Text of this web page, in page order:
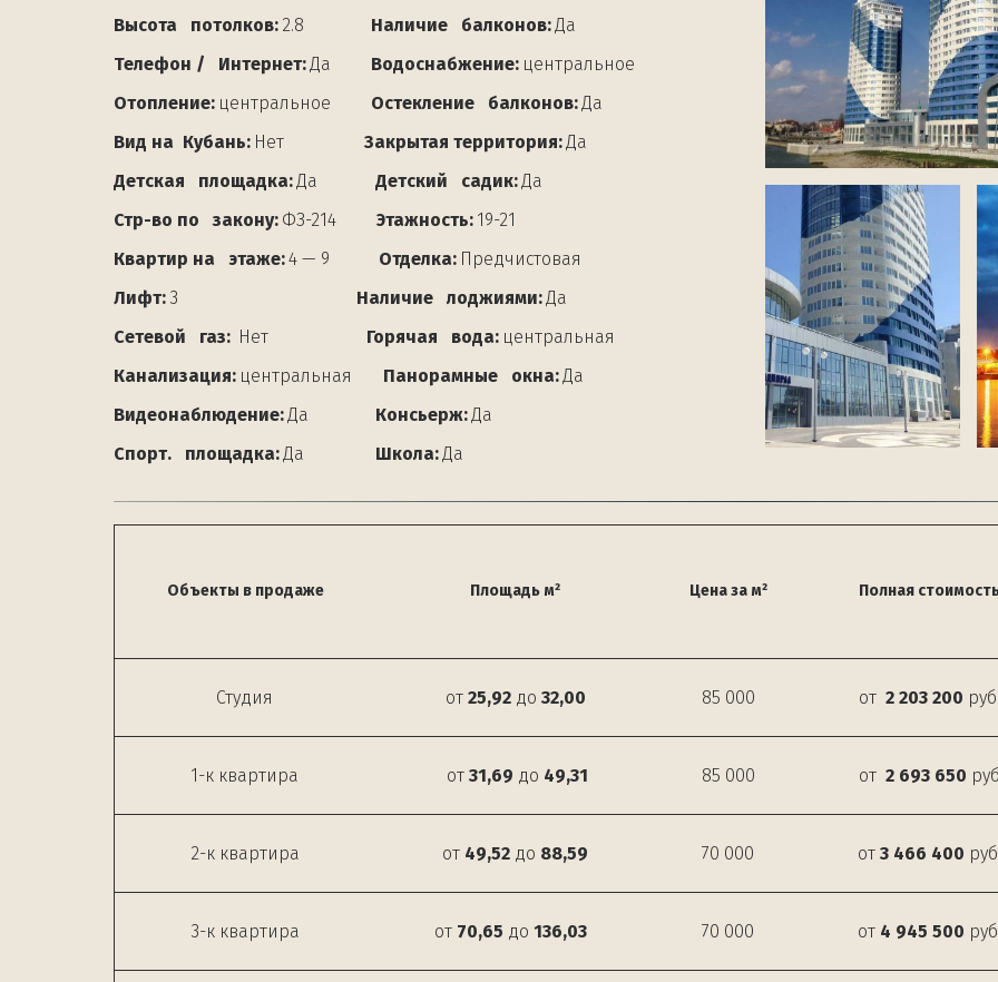
Высота   потолков: 2.8 Наличие   балконов: Да
Телефон /   Интернет: Да Водоснабжение: центральное
Отопление: центральное Остекление   балконов: Да
Вид на  Кубань: Нет Закрытая территория: Да
Детская   площадка: Да Детский   садик: Да
Стр-во по   закону: ФЗ-214 Этажность: 19-21
Квартир на   этаже: 4 — 9 Отделка: Предчистовая
Лифт: 3 Наличие   лоджиями: Да
Сетевой   газ:
  Нет
Горячая   вода: центральная
Канализация: центральная Панорамные   окна: Да
Видеонаблюдение: Да Консьерж: Да
Спорт.   площадка: Да
  Школа:
Да
Объекты в продаже Площадь м² Цена за м² Полная
Студия от 25,92до 32,00 85 000 от 2 203 200
1-к квартира от 31,69 до 49,31 85 000 от 2 693 650
2-к квартира от 49,52 до 88,59 70 000 от 3 466 400
3-к квартира от 70,65 до 136,03 70 000 от 4 945 500